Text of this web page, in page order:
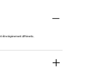
être légèrement différents.